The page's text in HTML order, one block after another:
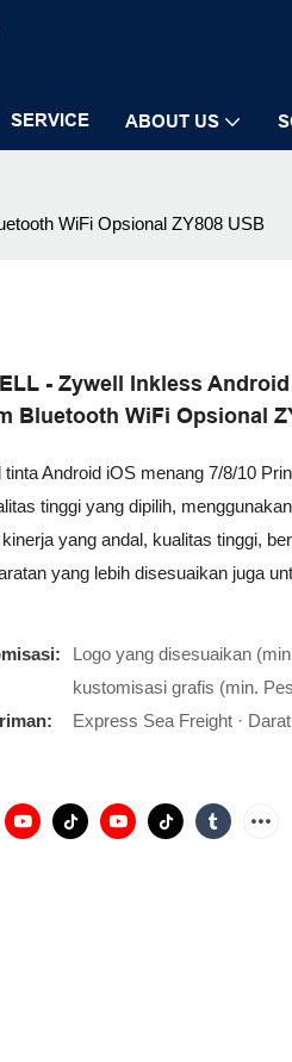
SERVICE ABOUT US
WiFi Opsional ZY808 USB
- Zywell Inkless
Bluetooth WiFi Opsional
tinta Android iOS menang 7/8/10
tinggi yang dipilih,
kinerja yang andal, kualitas tinggi,
yang lebih disesuaikan juga
Logo yang disesuaikan
kustomisasi grafis (min.
Express Sea Freight ·